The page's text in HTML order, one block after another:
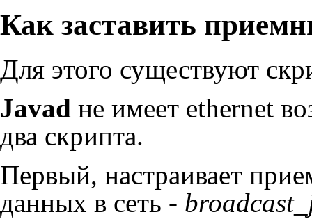
Как заставить
Для этого существуют
Javad не имеет ethernet
два скрипта.
Первый, настраивает
данных в сеть -